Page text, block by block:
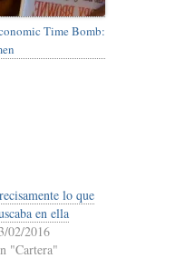
Time Bomb:
lo que
en ella
02/2016
"Cartera"